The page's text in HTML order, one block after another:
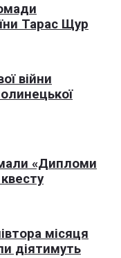
Тарас Щур
війни
«Дипломи
місяця
діятимуть